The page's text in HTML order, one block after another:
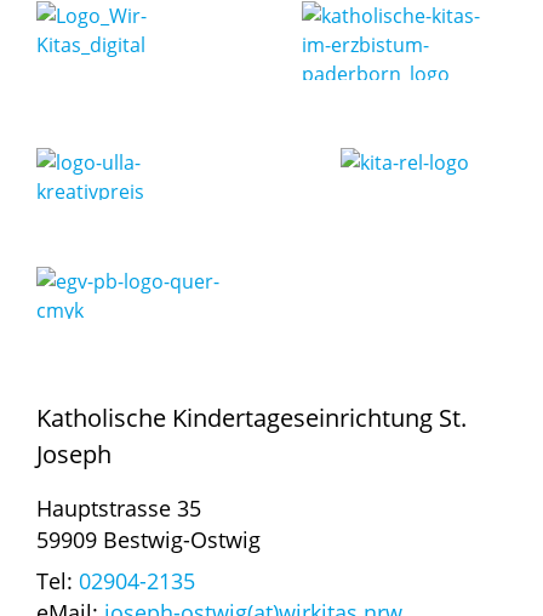
Katholische Kindertageseinrichtung St.
Joseph
Hauptstrasse 35
59909 Bestwig-Ostwig
Tel: 02904-2135